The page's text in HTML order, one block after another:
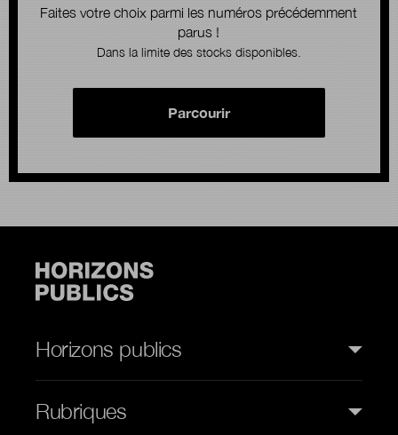
Faites votre choix parmi les numéros précédemment
parus !
Dans la limite des stocks disponibles.
Parcourir
Horizons publics
Rubriques